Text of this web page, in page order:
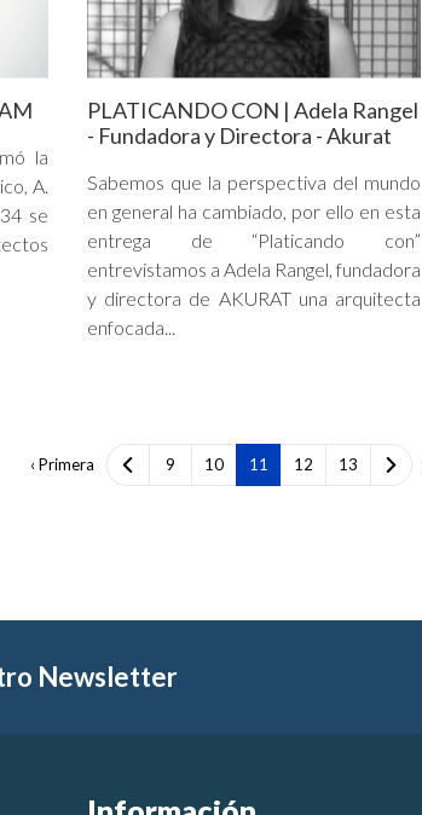
la
A.
se
PLATICANDO CON | Adela Rangel
- Fundadora y Directora - Akurat
Sabemos que la perspectiva del mundo
en general ha cambiado, por ello en esta
entrega de “Platicando con”
entrevistamos a Adela Rangel, fundadora
y directora de AKURAT una arquitecta
enfocada...
‹ Primera 9 10 11 12 13
Newsletter